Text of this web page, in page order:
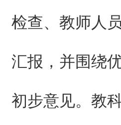
检查、教师人
汇报，并围绕
初步意见。教